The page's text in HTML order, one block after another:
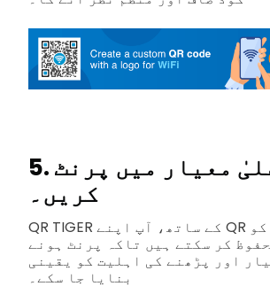
5. اعلیٰ معیار میں پرنٹ
کریں۔
QR TIGER کے ساتھ، آپ اپنے QR کوڈز کو SVG
کر سکتے ہیں تاکہ پرنٹ ہونے
اور پڑھنے کی اہلیت کو یقینی
بنایا جا سکے۔